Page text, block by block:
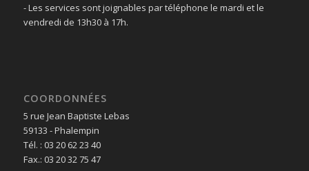
- Les services sont joignables par téléphone le mardi et le
vendredi de 13h30 à 17h.
COORDONNÉES
5 rue Jean Baptiste Lebas
59133 - Phalempin
Tél. : 03 20 62 23 40
Fax.: 03 20 32 75 47